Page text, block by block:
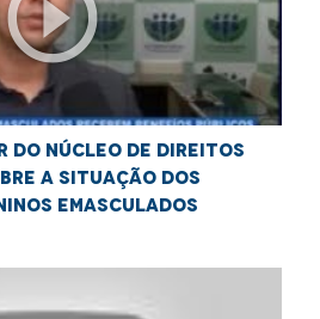
Núcleo de Direitos
a situação dos
emasculados